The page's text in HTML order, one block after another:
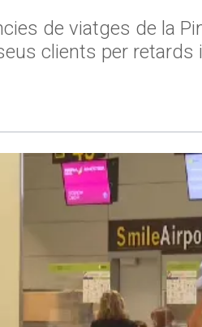
de viatges de la
clients per retards